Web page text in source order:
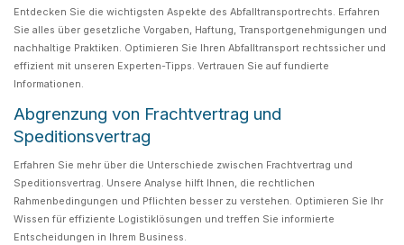
Entdecken Sie die wichtigsten Aspekte des Abfalltransportrechts. Erfahren
Sie alles über gesetzliche Vorgaben, Haftung, Transportgenehmigungen und
nachhaltige Praktiken. Optimieren Sie Ihren Abfalltransport rechtssicher und
effizient mit unseren Experten-Tipps. Vertrauen Sie auf fundierte
Informationen.
Abgrenzung von Frachtvertrag und
Speditionsvertrag
Erfahren Sie mehr über die Unterschiede zwischen Frachtvertrag und
Speditionsvertrag. Unsere Analyse hilft Ihnen, die rechtlichen
Rahmenbedingungen und Pflichten besser zu verstehen. Optimieren Sie Ihr
Wissen für effiziente Logistiklösungen und treffen Sie informierte
Entscheidungen in Ihrem Business.